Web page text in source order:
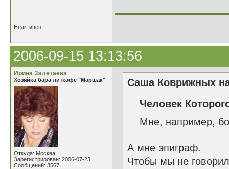
Неактивен
2006-09-15 13:13:56
Ирина Залетаева
Хозяйка бара литкафе "Маршак"
Откуда: Москва
Зарегистрирован: 2006-07-23
Сообщений: 3567
Саша Коврижных
Человек
Мне, например,
А мне эпиграф.
Чтобы мы не